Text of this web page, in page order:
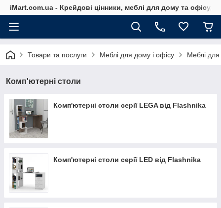
iMart.com.ua - Крейдові цінники, меблі для дому та офісу,
Товари та послуги Меблі для дому і офісу Меблі
Комп'ютерні столи
Комп'ютерні столи серії LEGA від Flashnika
Комп'ютерні столи серії LED від Flashnika